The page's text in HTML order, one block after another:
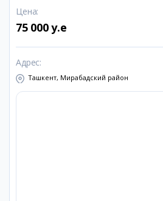
Цена:
75 000 y.e
Адрес:
Ташкент, Мирабадский район